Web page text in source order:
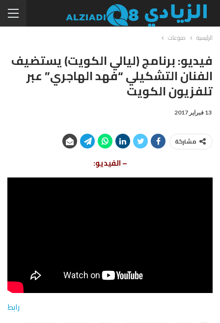
الرئيسية منوعات
فيديو: برنامج (ليالي الكويت) يستضيف
الفنان التشكيلي “فهد الهاجري” عبر
تلفزيون الكويت
13 فبراير 2017
مشاركة
– الفيديو:
رابط